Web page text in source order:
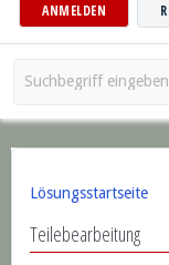
ANMELDEN
Lösungsstartseite
Teilebearbeitung